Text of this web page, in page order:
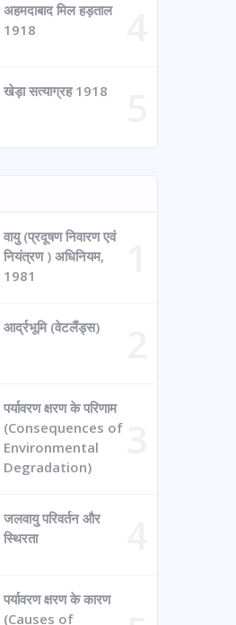
अहमदाबाद मिल हड़ताल
1918
खेड़ा सत्याग्रह 1918
वायु (प्रदूषण निवारण एवं
नियंत्रण ) अधिनियम,
1981
आर्द्रभूमि (वेटलैंड्स)
पर्यावरण क्षरण के परिणाम
(Consequences of
Environmental
Degradation)
जलवायु परिवर्तन और
स्थिरता
पर्यावरण क्षरण के कारण
(Causes of